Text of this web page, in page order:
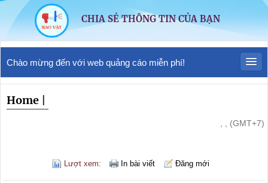
CHIA SẺ THÔNG TIN CỦA BẠN
Chào mừng đến với web quảng cáo miễn phí!
Home
, , (GMT+7)
Lượt xem: In bài viết Đăng mới